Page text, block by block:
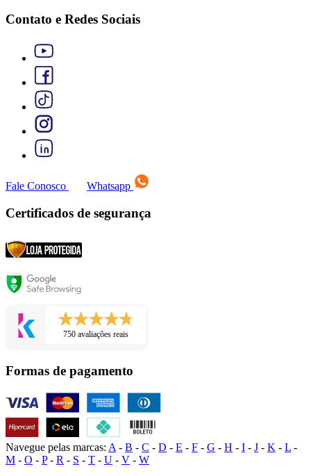
Contato e Redes Sociais
Fale Conosco Whatsapp
Certificados de segurança
750 avaliações reais
Formas de pagamento
Navegue pelas marcas: A - B - C - D - E - F - G - H - I - J - K - L -
M - O - P- R - S - T - U - V - W